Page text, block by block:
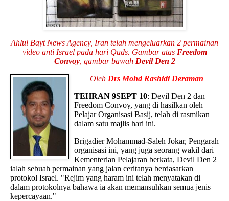
Ahlul Bayt News Agency, Iran telah mengeluarkan 2 permainan
video anti Israel pada hari Quds. Gambar atas Freedom
Convoy, gambar bawah Devil Den 2
Oleh Drs Mohd Rashidi Deraman
TEHRAN 9SEPT 10: Devil Den 2 dan
Freedom Convoy, yang di hasilkan oleh
Pelajar Organisasi Basij, telah di rasmikan
dalam satu majlis hari ini.
Brigadier Mohammad-Saleh Jokar, Pengarah
organisasi ini, yang juga seorang wakil dari
Kementerian Pelajaran berkata, Devil Den 2
ialah sebuah permainan yang jalan ceritanya berdasarkan
protokol Israel. "Rejim yang haram ini telah menyatakan di
dalam protokolnya bahawa ia akan memansuhkan semua jenis
kepercayaan."